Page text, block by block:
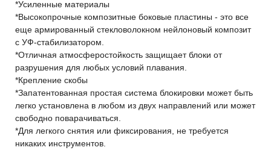
*Усиленные материалы
*Высокопрочные композитные боковые пластины - это все
еще армированный стекловолокном нейлоновый композит
с УФ-стабилизатором.
*Отличная атмосферостойкость защищает блоки от
разрушения для любых условий плавания.
*Крепление скобы
*Запатентованная простая система блокировки может быть
легко установлена в любом из двух направлений или может
свободно поварачиваться.
*Для легкого снятия или фиксирования, не требуется
никаких инструментов.